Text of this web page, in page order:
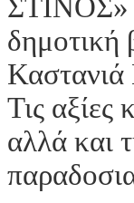
ΣΤΙΝΟΣ»
δημοτική
Τις
αλλά και